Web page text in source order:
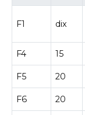
F1 dix
F4 15
F5 20
F6 20